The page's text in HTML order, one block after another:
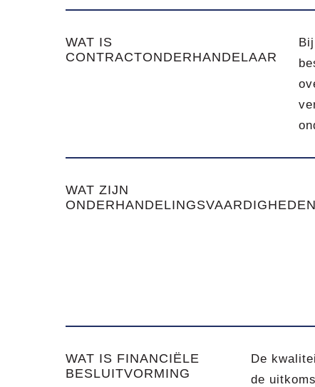
WAT IS
CONTRACTONDERHANDELAAR
WAT ZIJN
ONDERHANDELINGSVAARDIGHEDEN
WAT IS FINANCIËLE
BESLUITVORMING
De
de